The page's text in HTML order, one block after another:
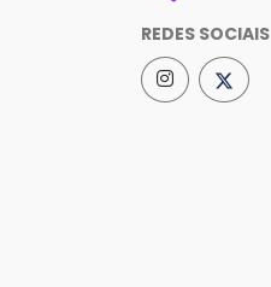
REDES SOCIAIS